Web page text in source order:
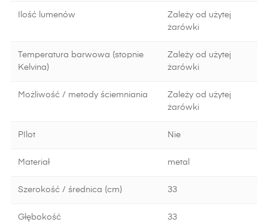
Ilość lumenów
Zależy od użytej
żarówki
Temperatura barwowa (stopnie
Kelvina)
Zależy od użytej
żarówki
Możliwość / metody ściemniania
Zależy od użytej
żarówki
PIlot Nie
Materiał metal
Szerokość / średnica (cm) 33
Głębokość 33